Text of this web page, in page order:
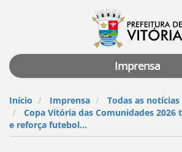
Prefeitura
Vitória
teclado:
para
a
página
de
Imprensa
Início Imprensa
Todas as notícias
Copa Vitória das Comunidades
e reforça futebol...